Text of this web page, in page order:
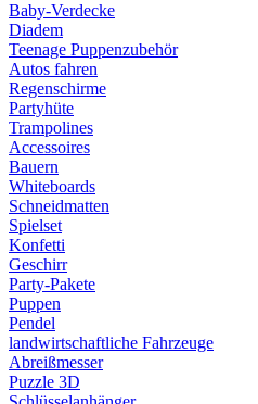
Baby-Verdecke
Diadem
Teenage Puppenzubehör
Autos fahren
Regenschirme
Partyhüte
Trampolines
Accessoires
Bauern
Whiteboards
Schneidmatten
Spielset
Konfetti
Geschirr
Party-Pakete
Puppen
Pendel
landwirtschaftliche Fahrzeuge
Abreißmesser
Puzzle 3D